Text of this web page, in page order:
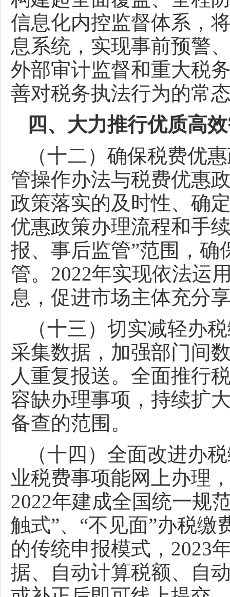
信息化内控监督体系，
息系统，实现事前预警
外部审计监督和重大税
善对税务执法行为的常
四、大力推行优质高
（十二）确保税费优
管操作办法与税费优惠
政策落实的及时性、确
优惠政策办理流程和手
报、事后监管”范围，
管。2022年实现依法运
息，促进市场主体充分
（十三）切实减轻办
采集数据，加强部门间
人重复报送。全面推行
容缺办理事项，持续扩
备查的范围。
（十四）全面改进办
业税费事项能网上办理
2022年建成全国统一规
触式”、“不见面”办税
的传统申报模式，2023
据、自动计算税额、自